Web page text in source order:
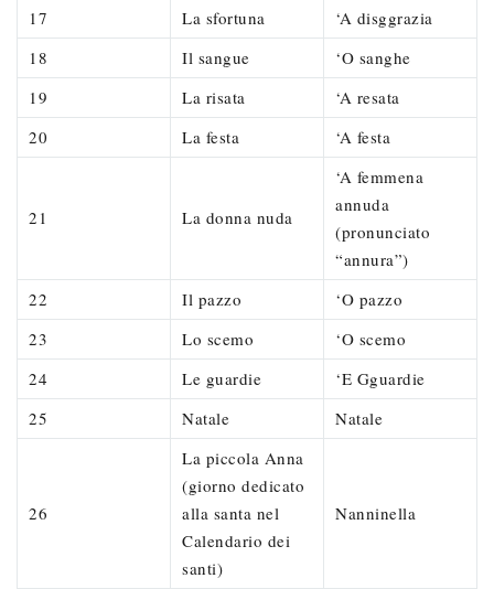
17
La sfortuna
‘A disggrazia
18
Il sangue
‘O sanghe
19
La risata
‘A resata
20
La festa ‘A festa
21 La donna nuda
‘A femmena
annuda
(pronunciato
“annura”)
22
Il pazzo
‘O pazzo
23
Lo scemo
‘O scemo
24
Le guardie
‘E Gguardie
25
Natale Natale
26
La piccola Anna
(giorno dedicato
alla santa nel
Calendario dei
santi)
Nanninella